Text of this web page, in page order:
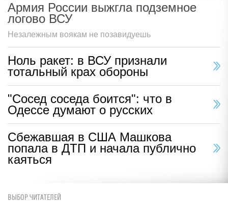
Армия России выжгла подземное
логово ВСУ
Незалежным воякам не позавидуешь
Ноль ракет: в ВСУ признали
тотальный крах обороны
"Сосед соседа боится": что в
Одессе думают о русских
Сбежавшая в США Машкова
попала в ДТП и начала публично
каяться
ВЫБОР ЧИТАТЕЛЕЙ